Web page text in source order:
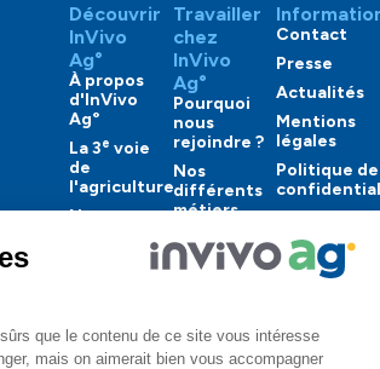
Découvrir
InVivo
Ag°
À propos
d'InVivo
Ag°
La 3e voie
de
l'agriculture
Nos
Travailler
chez
InVivo
Ag°
Pourquoi
nous
rejoindre ?
Nos
différents
métiers
Nos
offres
Contact
Presse
Actualités
Mentions
légales
Politique de
Copyright 2025 InVivo Ag° Corporate. Tous
droits réservés.